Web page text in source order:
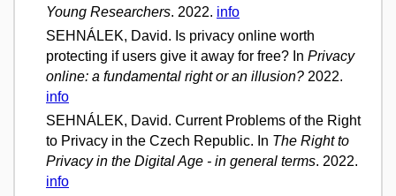
Young Researchers. 2022. info
SEHNÁLEK, David. Is privacy online worth
protecting if users give it away for free? In Privacy
online: a fundamental right or an illusion? 2022.
info
SEHNÁLEK, David. Current Problems of the Right
to Privacy in the Czech Republic. In The Right to
Privacy in the Digital Age - in general terms. 2022.
info